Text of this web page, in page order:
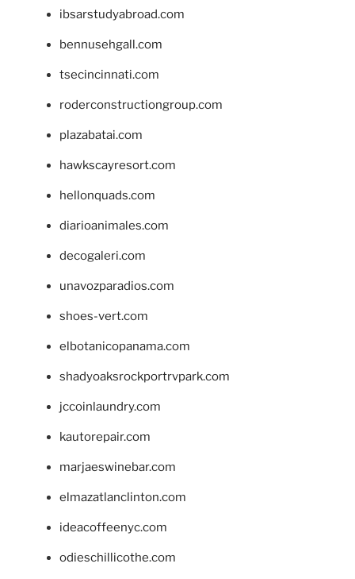
ibsarstudyabroad.com
bennusehgall.com
tsecincinnati.com
roderconstructiongroup.com
plazabatai.com
hawkscayresort.com
hellonquads.com
diarioanimales.com
decogaleri.com
unavozparadios.com
shoes-vert.com
elbotanicopanama.com
shadyoaksrockportrvpark.com
jccoinlaundry.com
kautorepair.com
marjaeswinebar.com
elmazatlanclinton.com
ideacoffeenyc.com
odieschillicothe.com